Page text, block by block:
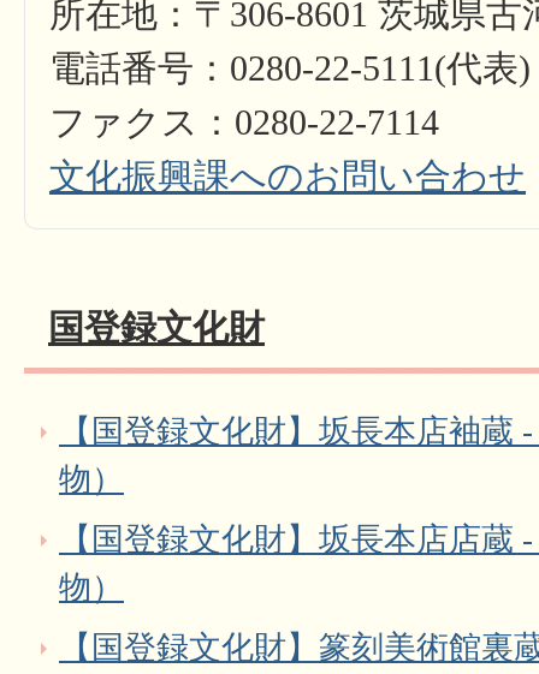
所在地：〒306-8601 茨城県
電話番号：0280-22-5111(代表)
ファクス：0280-22-7114
文化振興課へのお問い合わせ
国登録文化財
【国登録文化財】坂長本店袖蔵
物）
【国登録文化財】坂長本店店蔵
物）
【国登録文化財】篆刻美術館裏